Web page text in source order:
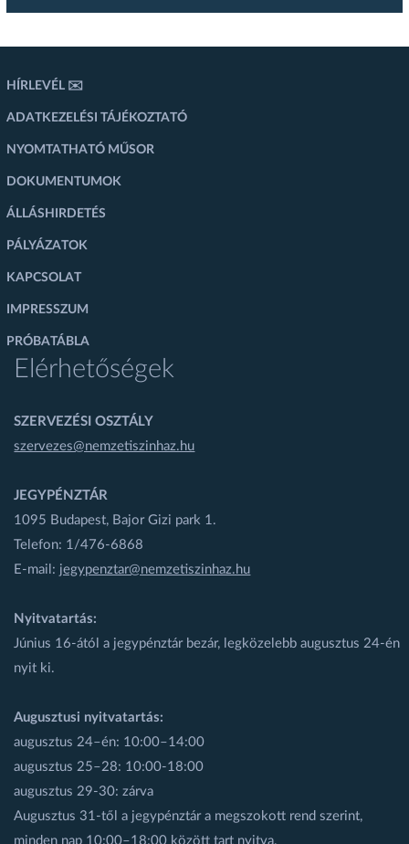
HÍRLEVÉL ✉️
ADATKEZELÉSI TÁJÉKOZTATÓ
NYOMTATHATÓ MŰSOR
DOKUMENTUMOK
ÁLLÁSHIRDETÉS
PÁLYÁZATOK
KAPCSOLAT
IMPRESSZUM
PRÓBATÁBLA
Elérhetőségek
SZERVEZÉSI OSZTÁLY
szervezes@nemzetiszinhaz.hu
JEGYPÉNZTÁR
1095 Budapest, Bajor Gizi park 1.
Telefon: 1/476-6868
E-mail: jegypenztar@nemzetiszinhaz.hu
Nyitvatartás:
Június 16-ától a jegypénztár bezár, legközelebb augusztus 24-én
nyit ki.
Augusztusi nyitvatartás:
augusztus 24–én: 10:00–14:00
augusztus 25–28: 10:00-18:00
augusztus 29-30: zárva
Augusztus 31-től a jegypénztár a megszokott rend szerint,
minden nap 10:00–18:00 között tart nyitva.